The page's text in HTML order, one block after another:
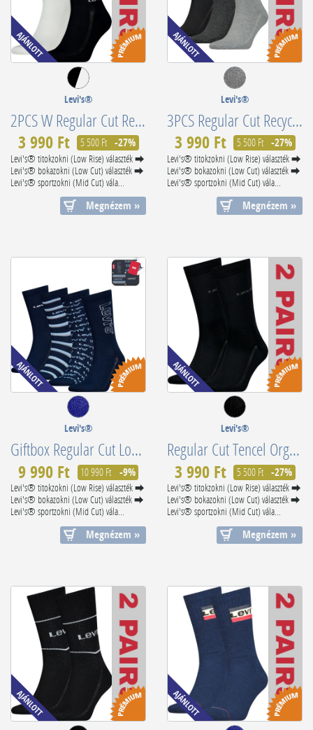
Levi's®
2PCS W Regular Cut Recycled Cotton 701226930001
3 990 Ft 5 500 Ft -27%
Levi's® titokzokni (Low Rise) választék ⮕
Levi's® bokazokni (Low Cut) választék ⮕
Levi's® sportzokni (Mid Cut) vála...
Megnézem »
Levi's®
3PCS Regular Cut Recycled Cotton 701224674003
3 990 Ft 5 500 Ft -27%
Levi's® titokzokni (Low Rise) választék ⮕
Levi's® bokazokni (Low Cut) választék ⮕
Levi's® sportzokni (Mid Cut) vála...
Megnézem »
Levi's®
Giftbox Regular Cut Logo 4x 701229572001804
9 990 Ft 10 990 Ft -9%
Levi's® titokzokni (Low Rise) választék ⮕
Levi's® bokazokni (Low Cut) választék ⮕
Levi's® sportzokni (Mid Cut) vála...
Megnézem »
Levi's®
Regular Cut Tencel Organic Cotton Black 701224675001
3 990 Ft 5 500 Ft -27%
Levi's® titokzokni (Low Rise) választék ⮕
Levi's® bokazokni (Low Cut) választék ⮕
Levi's® sportzokni (Mid Cut) vála...
Megnézem »